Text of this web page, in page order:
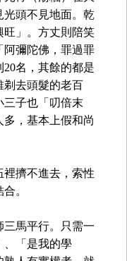
光頭不見地面。乾
旺」。方丈則陪笑
阿彌陀佛，罪過罪
名，其餘的都是
剃去頭髮的老百
三子也「叨倍末
，基本上假和尚
擠不進去，索性
。
馬平行。只需一
、「是我的學